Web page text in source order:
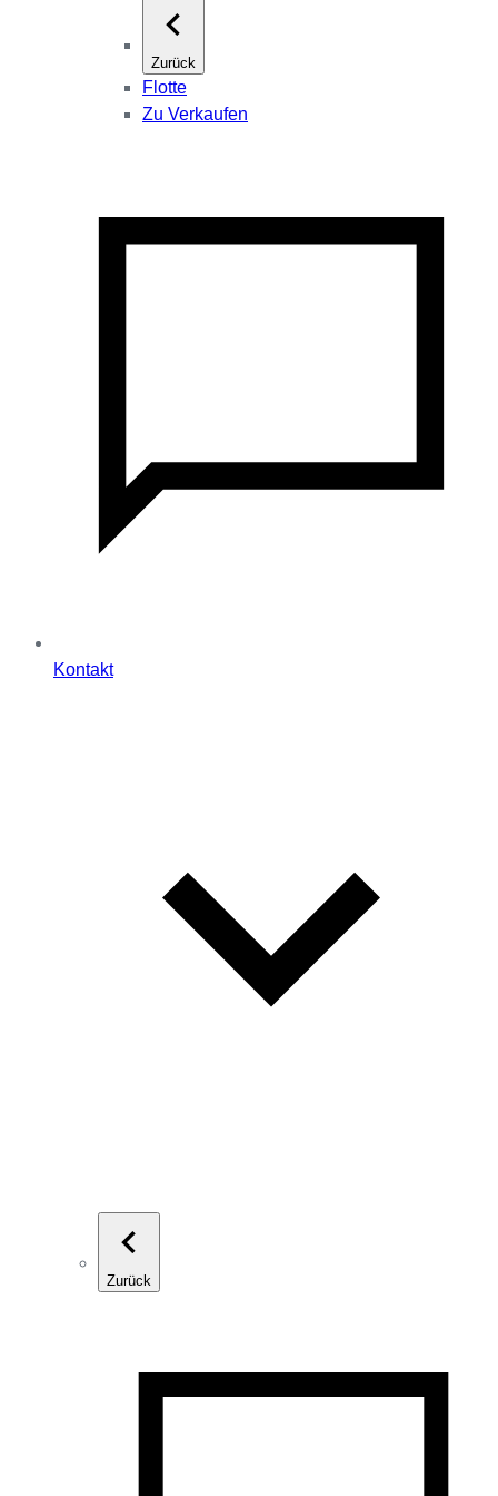
Zurück
Flotte
Zu Verkaufen
Kontakt
Zurück